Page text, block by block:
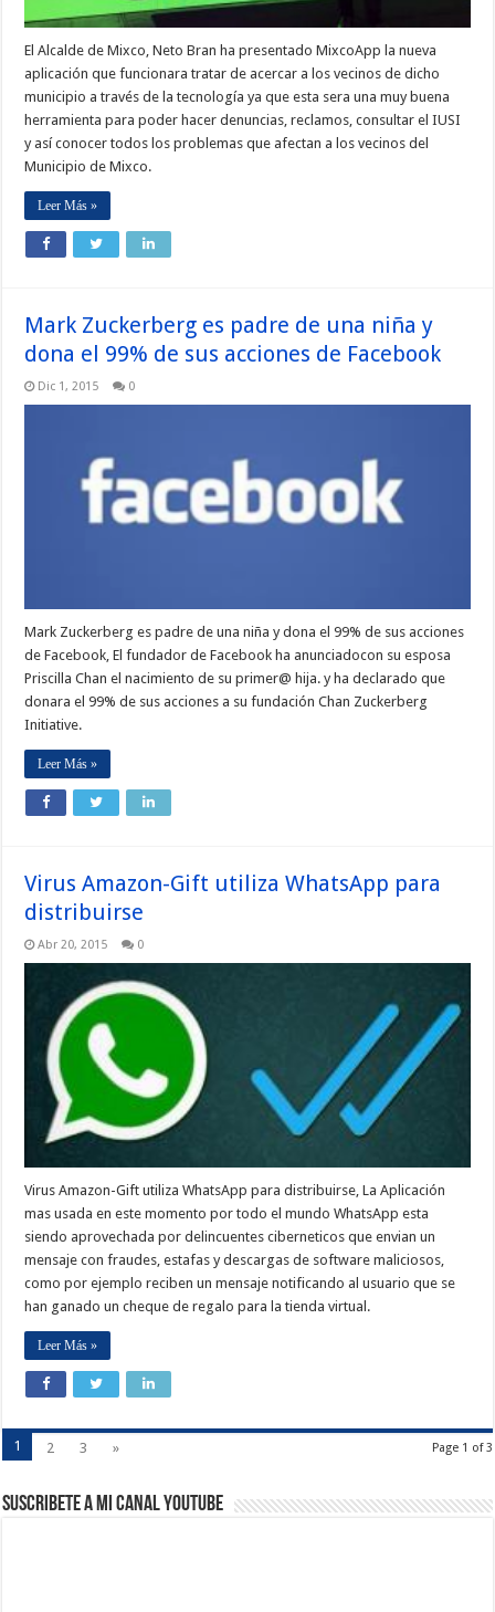
El Alcalde de Mixco, Neto Bran ha presentado MixcoApp la nueva
aplicación que funcionara tratar de acercar a los vecinos de dicho
municipio a través de la tecnología ya que esta sera una muy buena
herramienta para poder hacer denuncias, reclamos, consultar el IUSI
y así conocer todos los problemas que afectan a los vecinos del
Municipio de Mixco.
Leer Más »
Mark Zuckerberg es padre de una niña y
dona el 99% de sus acciones de Facebook
Dic 1, 2015 0
Mark Zuckerberg es padre de una niña y dona el 99% de sus acciones
de Facebook, El fundador de Facebook ha anunciadocon su esposa
Priscilla Chan el nacimiento de su primer@ hija. y ha declarado que
donara el 99% de sus acciones a su fundación Chan Zuckerberg
Initiative.
Leer Más »
Virus Amazon-Gift utiliza WhatsApp para
distribuirse
Abr 20, 2015 0
Virus Amazon-Gift utiliza WhatsApp para distribuirse, La Aplicación
mas usada en este momento por todo el mundo WhatsApp esta
siendo aprovechada por delincuentes ciberneticos que envian un
mensaje con fraudes, estafas y descargas de software maliciosos,
como por ejemplo reciben un mensaje notificando al usuario que se
han ganado un cheque de regalo para la tienda virtual.
Leer Más »
Page 1 of 3
1 2 3 »
Suscribete a Mi Canal Youtube